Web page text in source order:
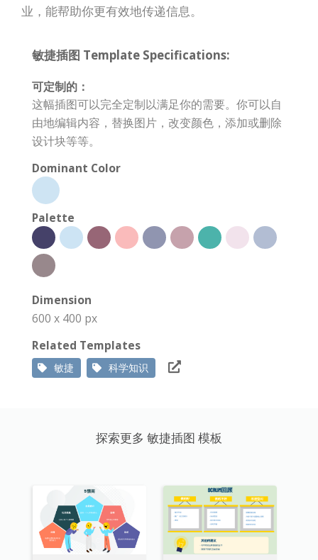
业，能帮助你更有效地传递信息。
敏捷插图 Template Specifications:
可定制的：
这幅插图可以完全定制以满足你的需要。你可以自
由地编辑内容，替换图片，改变颜色，添加或删除
设计块等等。
Dominant Color
Palette
Dimension
600 x 400 px
Related Templates
敏捷 科学知识
探索更多 敏捷插图 模板